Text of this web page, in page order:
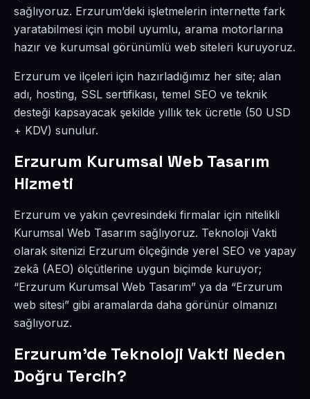
sağlıyoruz. Erzurum’deki işletmelerin internette fark
yaratabilmesi için mobil uyumlu, arama motorlarına
hazır ve kurumsal görünümlü web siteleri kuruyoruz.
Erzurum ve ilçeleri için hazırladığımız her site; alan
adı, hosting, SSL sertifikası, temel SEO ve teknik
desteği kapsayacak şekilde yıllık tek ücretle (50 USD
+ KDV) sunulur.
Erzurum Kurumsal Web Tasarım
Hizmeti
Erzurum ve yakın çevresindeki firmalar için nitelikli
Kurumsal Web Tasarım sağlıyoruz. Teknoloji Vakti
olarak sitenizi Erzurum ölçeğinde yerel SEO ve yapay
zekâ (AEO) ölçütlerine uygun biçimde kuruyor;
“Erzurum Kurumsal Web Tasarım” ya da “Erzurum
web sitesi” gibi aramalarda daha görünür olmanızı
sağlıyoruz.
Erzurum’de Teknoloji Vakti Neden
Doğru Tercih?